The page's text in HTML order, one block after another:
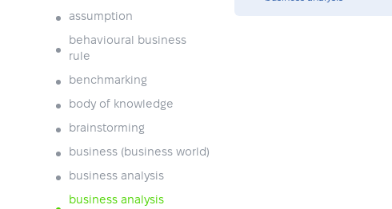
assumption
behavioural business
rule
benchmarking
body of knowledge
brainstorming
business (business world)
business analysis
business analysis